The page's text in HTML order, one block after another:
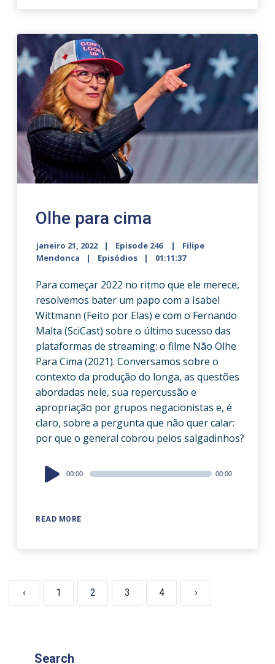
Olhe para cima
janeiro 21, 2022 Episode 246
Filipe
Mendonca
Episódios 01:11:37
Para começar 2022 no ritmo que ele merece,
resolvemos bater um papo com a Isabel
Wittmann (Feito por Elas) e com o Fernando
Malta (SciCast) sobre o último sucesso das
plataformas de streaming: o filme Não Olhe
Para Cima (2021). Conversamos sobre o
contexto da produção do longa, as questões
abordadas nele, sua repercussão e
apropriação por grupos negacionistas e, é
claro, sobre a pergunta que não quer calar:
por que o general cobrou pelos salgadinhos?
READ MORE
Audio
Player
00:00 00:00
‹ 1 2 3 4 ›
Search